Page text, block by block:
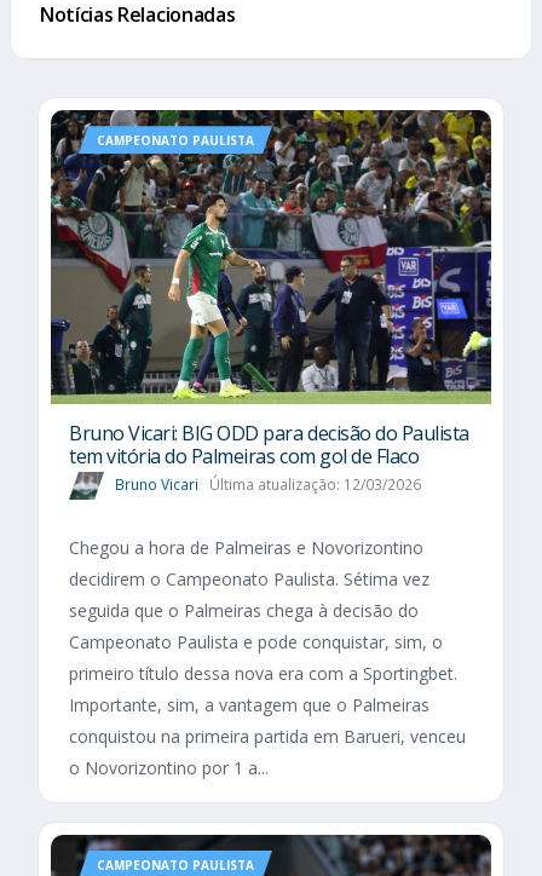
Notícias Relacionadas
CAMPEONATO PAULISTA
Bruno Vicari: BIG ODD para decisão do Paulista
tem vitória do Palmeiras com gol de Flaco
Bruno Vicari Última atualização: 12/03/2026
Chegou a hora de Palmeiras e Novorizontino
decidirem o Campeonato Paulista. Sétima vez
seguida que o Palmeiras chega à decisão do
Campeonato Paulista e pode conquistar, sim, o
primeiro título dessa nova era com a Sportingbet.
Importante, sim, a vantagem que o Palmeiras
conquistou na primeira partida em Barueri, venceu
o Novorizontino por 1 a...
CAMPEONATO PAULISTA